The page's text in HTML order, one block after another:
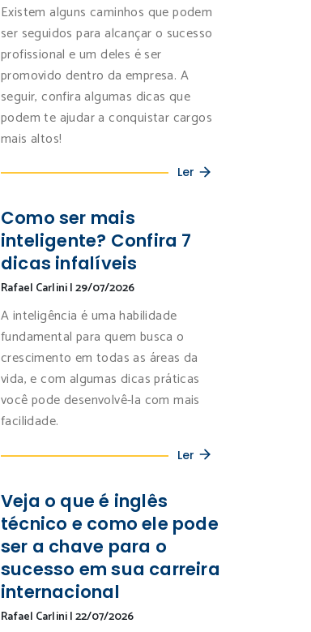
Existem alguns caminhos que podem
ser seguidos para alcançar o sucesso
profissional e um deles é ser
promovido dentro da empresa. A
seguir, confira algumas dicas que
podem te ajudar a conquistar cargos
mais altos!
Ler
Como ser mais
inteligente? Confira 7
dicas infalíveis
Rafael Carlini|29/07/2026
A inteligência é uma habilidade
fundamental para quem busca o
crescimento em todas as áreas da
vida, e com algumas dicas práticas
você pode desenvolvê-la com mais
facilidade.
Ler
Veja o que é inglês
técnico e como ele pode
ser a chave para o
sucesso em sua carreira
internacional
Rafael Carlini|22/07/2026